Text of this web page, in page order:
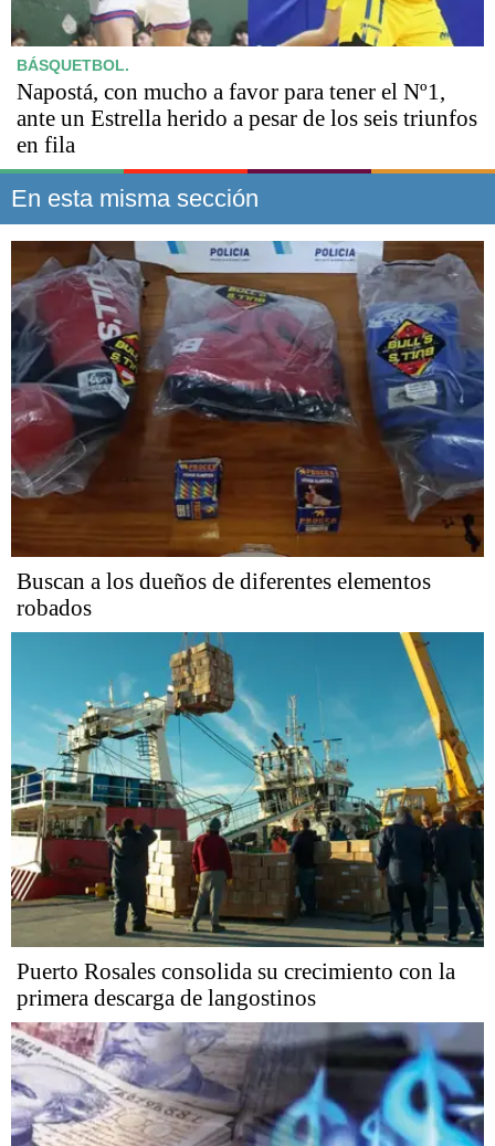
BÁSQUETBOL.
Napostá, con mucho a favor para tener el Nº1,
ante un Estrella herido a pesar de los seis triunfos
en fila
En esta misma sección
Buscan a los dueños de diferentes elementos
robados
Puerto Rosales consolida su crecimiento con la
primera descarga de langostinos